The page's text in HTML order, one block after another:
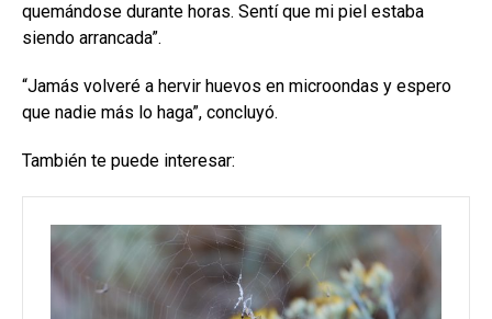
quemándose durante horas. Sentí que mi piel estaba
siendo arrancada”.
“Jamás volveré a hervir huevos en microondas y espero
que nadie más lo haga”, concluyó.
También te puede interesar: